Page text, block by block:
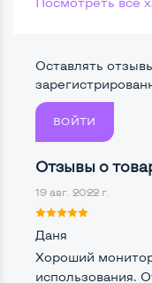
Тип подсветки
Разъемы
Крепление сзади,
Интерфейс
Оставлять
ВОЙТИ
Отзывы о
19 авг. 2022 г.
Даня
Хороший
использования.